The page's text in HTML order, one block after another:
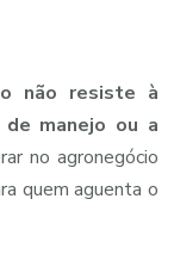
não resiste à
manejo ou a
no agronegócio
quem aguenta o